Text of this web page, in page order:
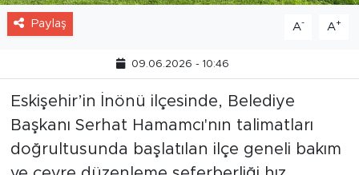
Paylaş A- A+
09.06.2026 - 10:46
Eskişehir’in İnönü ilçesinde, Belediye
Başkanı Serhat Hamamcı'nın talimatları
doğrultusunda başlatılan ilçe geneli bakım